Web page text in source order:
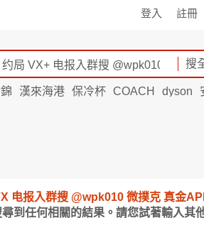
登入 註冊
搜
漢來海港 保冷杯 COACH dyson
电报入群搜 @wpk010 微撲克 真金
到任何相關的結果。請您試著輸入其